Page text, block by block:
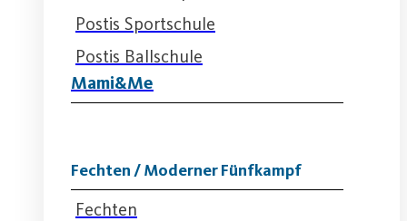
Postis Sportschule
Postis Ballschule
Mami&Me
Fechten / Moderner Fünfkampf
Fechten